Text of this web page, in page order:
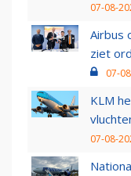
07-08-
Airbus
ziet
07-
KLM
07-08-